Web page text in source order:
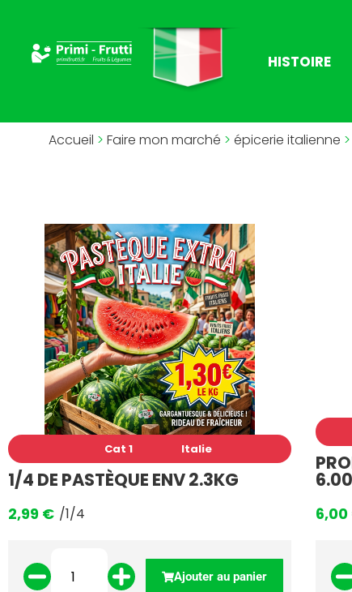
HISTOIRE
Accueil > Faire mon marché > épicerie italienne >
Cat 1 Italie
1/4 DE PASTÈQUE ENV 2.3KG
2,99 € /1/4
Ajouter au panier
6,00